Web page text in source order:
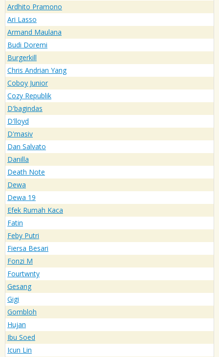
Ardhito Pramono
Ari Lasso
Armand Maulana
Budi Doremi
Burgerkill
Chris Andrian Yang
Coboy Junior
Cozy Republik
D'bagindas
D'lloyd
D'masiv
Dan Salvato
Danilla
Death Note
Dewa
Dewa 19
Efek Rumah Kaca
Fatin
Feby Putri
Fiersa Besari
Fonzi M
Fourtwnty
Gesang
Gigi
Gombloh
Hujan
Ibu Soed
Icun Lin